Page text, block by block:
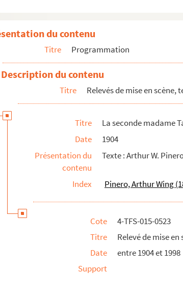
du contenu
Titre Programmation
Description du contenu
Titre Relevés de mise en
Titre
La seconde madame
Date
1904
Présentation du
contenu
Texte : Arthur W.
Index Pinero, Arthur Wing
Cote
4-TFS-015-0523
Titre
Relevé de mise en
Date
entre 1904 et 1998
Support